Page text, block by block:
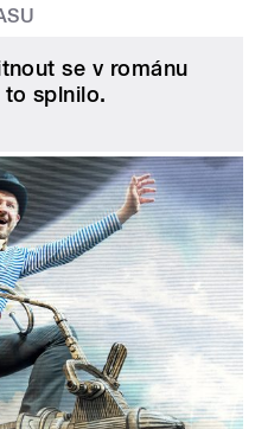
se v románu
to splnilo.